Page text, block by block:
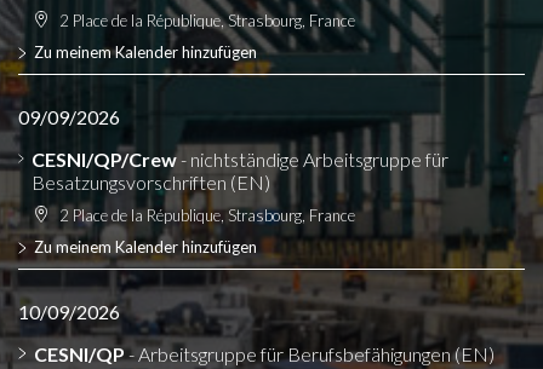
2 Place de la République, Strasbourg, France
Zu meinem Kalender hinzufügen
09/09/2026
CESNI/QP/Crew- nichtständige Arbeitsgruppe für
Besatzungsvorschriften (EN)
2 Place de la République, Strasbourg, France
Zu meinem Kalender hinzufügen
10/09/2026
CESNI/QP- Arbeitsgruppe für Berufsbefähigungen (EN)